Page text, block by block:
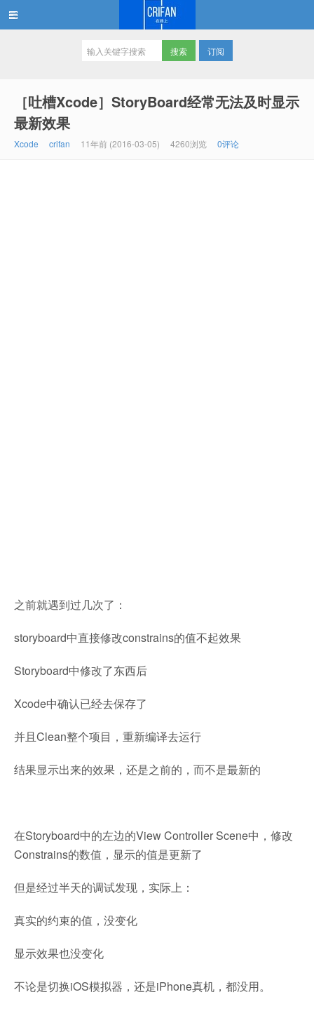
订阅
［吐槽Xcode］StoryBoard经常无法及时显示
最新效果
Xcode crifan 11年前 (2016-03-05) 4260浏览 0评论
之前就遇到过几次了：
storyboard中直接修改constrains的值不起效果
Storyboard中修改了东西后
Xcode中确认已经去保存了
并且Clean整个项目，重新编译去运行
结果显示出来的效果，还是之前的，而不是最新的
在Storyboard中的左边的View Controller Scene中，修改
Constrains的数值，显示的值是更新了
但是经过半天的调试发现，实际上：
真实的约束的值，没变化
显示效果也没变化
不论是切换iOS模拟器，还是iPhone真机，都没用。